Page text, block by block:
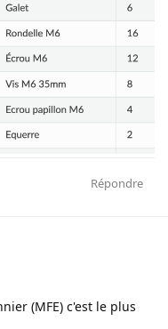
Répondre
(MFE) c'est le plus